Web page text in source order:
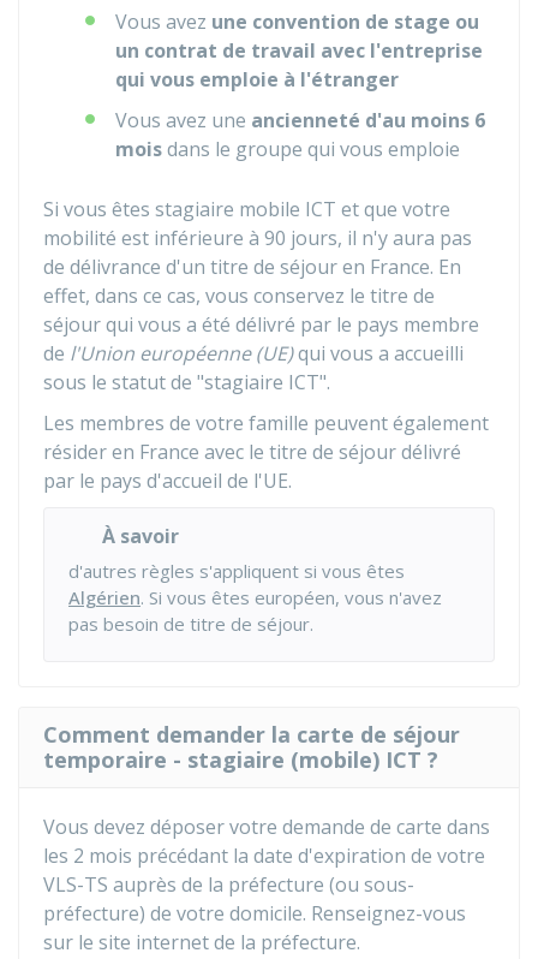
Vous avez une convention de stage ou
un contrat de travail avec l'entreprise
qui vous emploie à l'étranger
Vous avez une ancienneté d'au moins 6
moisdans le groupe qui vous emploie
Si vous êtes stagiaire mobile ICT et que votre
mobilité est inférieure à 90 jours, il n'y aura pas
de délivrance d'un titre de séjour en France. En
effet, dans ce cas, vous conservez le titre de
séjour qui vous a été délivré par le pays membre
de l'Union européenne (UE)qui vous a accueilli
sous le statut de "stagiaire ICT".
Les membres de votre famille peuvent également
résider en France avec le titre de séjour délivré
par le pays d'accueil de l'UE.
À savoir
d'autres règles s'appliquent si vous êtes
Algérien. Si vous êtes européen, vous n'avez
pas besoin de titre de séjour.
Comment demander la carte de séjour
temporaire - stagiaire (mobile) ICT ?
Vous devez déposer votre demande de carte dans
les 2 mois précédant la date d'expiration de votre
VLS-TS auprès de la préfecture (ou sous-
préfecture) de votre domicile. Renseignez-vous
sur le site internet de la préfecture.